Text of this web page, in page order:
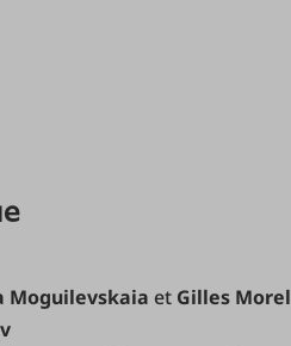
Moguilevskaia et Gilles Morel